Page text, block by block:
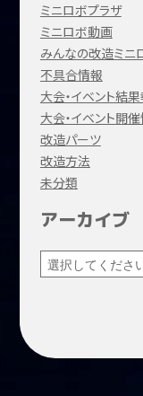
ミニロボプラザ
ミニロボ動画
みんなの改造ミニ
不具合情報
大会・イベント結
大会・イベント開
改造パーツ
改造方法
未分類
アーカイブ